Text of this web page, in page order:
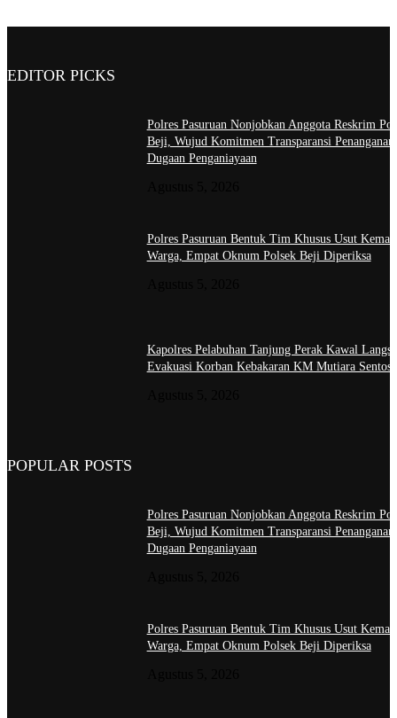
EDITOR PICKS
Polres Pasuruan Nonjobkan Anggota Reskrim
Beji, Wujud Komitmen Transparansi Penanganan
Dugaan Penganiayaan
Polres Pasuruan Bentuk Tim Khusus Usut
Warga, Empat Oknum Polsek Beji Diperiksa
Kapolres Pelabuhan Tanjung Perak Kawal
Evakuasi Korban Kebakaran KM Mutiara
POPULAR POSTS
Polres Pasuruan Nonjobkan Anggota Reskrim
Beji, Wujud Komitmen Transparansi Penanganan
Dugaan Penganiayaan
Polres Pasuruan Bentuk Tim Khusus Usut
Warga, Empat Oknum Polsek Beji Diperiksa